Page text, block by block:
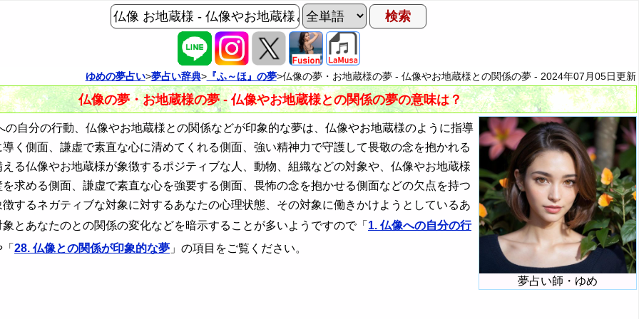
ゆめの夢占い>夢占い辞典>『ふ～ほ』の夢>仏像の夢・お地蔵様の夢 - 仏像やお地蔵様との関係の夢 - 2024年07月05日更新
仏像の夢・お地蔵様の夢 - 仏像やお地蔵様との関係の夢の意味は？
夢占い師・ゆめ
自分の行動、仏像やお地蔵様との関係などが印象的な夢は、仏像やお地蔵様のように指導
く側面、謙虚で素直な心に清めてくれる側面、強い精神力で守護して畏敬の念を抱かれる
る仏像やお地蔵様が象徴するポジティブな人、動物、組織などの対象や、仏像やお地蔵様
求める側面、謙虚で素直な心を強要する側面、畏怖の念を抱かせる側面などの欠点を持つ
するネガティブな対象に対するあなたの心理状態、その対象に働きかけようとしているあ
とあなたのとの関係の変化などを暗示することが多いようですので「 1. 仏像への自分の行
28. 仏像との関係が印象的な夢 」の項目をご覧ください。